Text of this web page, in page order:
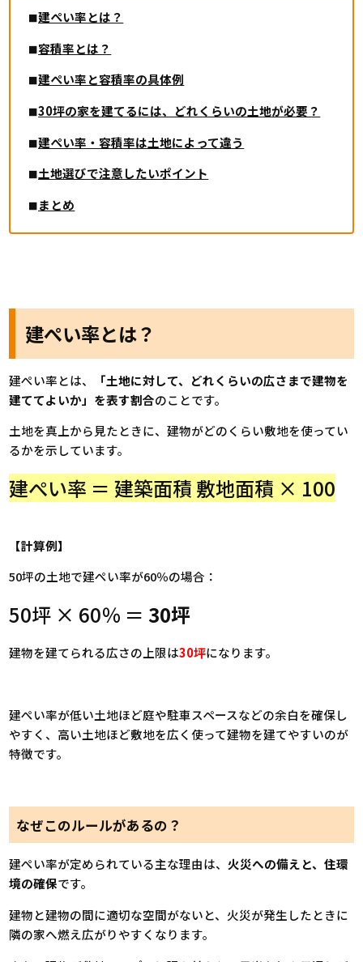
建ぺい率とは？
容積率とは？
建ぺい率と容積率の具体例
30坪の家を建てるには、どれくらいの土地が必要？
建ぺい率・容積率は土地によって違う
土地選びで注意したいポイント
まとめ
建ぺい率とは？
建ぺい率とは、
「土地に対して、どれくらいの広さまで建物を
建ててよいか」を表す割合のことです。
土地を真上から見たときに、建物がどのくらい敷地を使ってい
るかを示しています。
建ぺい率 ＝建築面積 敷地面積 × 100
【計算例】
50坪の土地で建ぺい率が60％の場合：
50坪 × 60％ ＝ 30坪
建物を建てられる広さの上限は30坪になります。
建ぺい率が低い土地ほど庭や駐車スペースなどの余白を確保し
やすく、高い土地ほど敷地を広く使って建物を建てやすいのが
特徴です。
なぜこのルールがあるの？
建ぺい率が定められている主な理由は、火災への備えと、住環
境の確保です。
建物と建物の間に適切な空間がないと、火災が発生したときに
隣の家へ燃え広がりやすくなります。